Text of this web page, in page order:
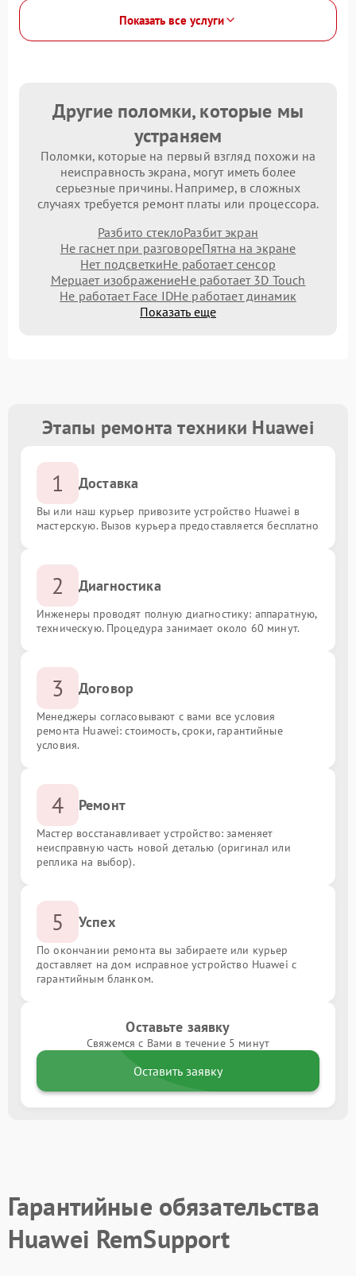
Показать все услуги
Другие поломки, которые мы
устраняем
Поломки, которые на первый взгляд похожи на
неисправность экрана, могут иметь более
серьезные причины. Например, в сложных
случаях требуется ремонт платы или процессора.
Разбито стеклоРазбит экран
Не гаснет при разговореПятна на экране
Нет подсветкиНе работает сенсор
Мерцает изображениеНе работает 3D Touch
Не работает Face IDНе работает динамик
Показать еще
Этапы ремонта техники Huawei
1 Доставка
Вы или наш курьер привозите устройство Huawei в
мастерскую. Вызов курьера предоставляется бесплатно
2 Диагностика
Инженеры проводят полную диагностику: аппаратную,
техническую. Процедура занимает около 60 минут.
3 Договор
Менеджеры согласовывают с вами все условия
ремонта Huawei: стоимость, сроки, гарантийные
условия.
4 Ремонт
Мастер восстанавливает устройство: заменяет
неисправную часть новой деталью (оригинал или
реплика на выбор).
5 Успех
По окончании ремонта вы забираете или курьер
доставляет на дом исправное устройство Huawei с
гарантийным бланком.
Оставьте заявку
Свяжемся с Вами в течение 5 минут
Оставить заявку
Гарантийные обязательства
Huawei RemSupport